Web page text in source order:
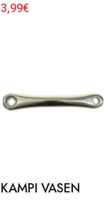
3,99€
KAMPI VASEN